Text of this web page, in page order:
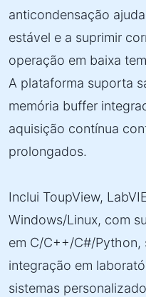
anticondensação
estável e a suprimir
operação em baixa
A plataforma suporta
memória buffer
aquisição contínua
prolongados.
Inclui ToupView,
Windows/Linux, com
em C/C++/C#/Python,
integração em
sistemas